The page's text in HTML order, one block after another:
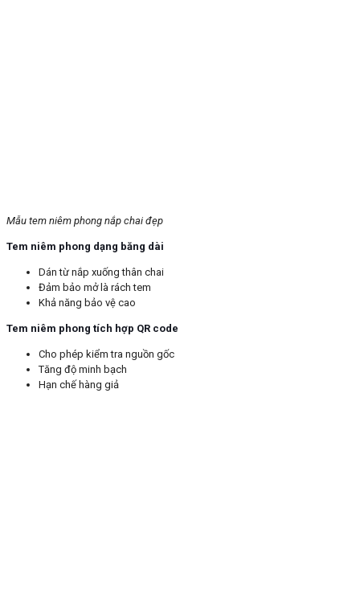
Mẫu tem niêm phong nắp chai đẹp
Tem niêm phong dạng băng dài
Dán từ nắp xuống thân chai
Đảm bảo mở là rách tem
Khả năng bảo vệ cao
Tem niêm phong tích hợp QR code
Cho phép kiểm tra nguồn gốc
Tăng độ minh bạch
Hạn chế hàng giả